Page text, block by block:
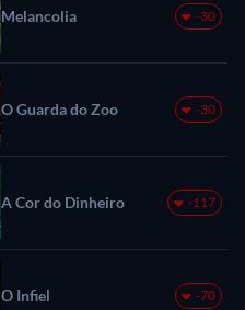
Melancolia -30
O Guarda do Zoo -30
A Cor do Dinheiro -117
O Infiel -70